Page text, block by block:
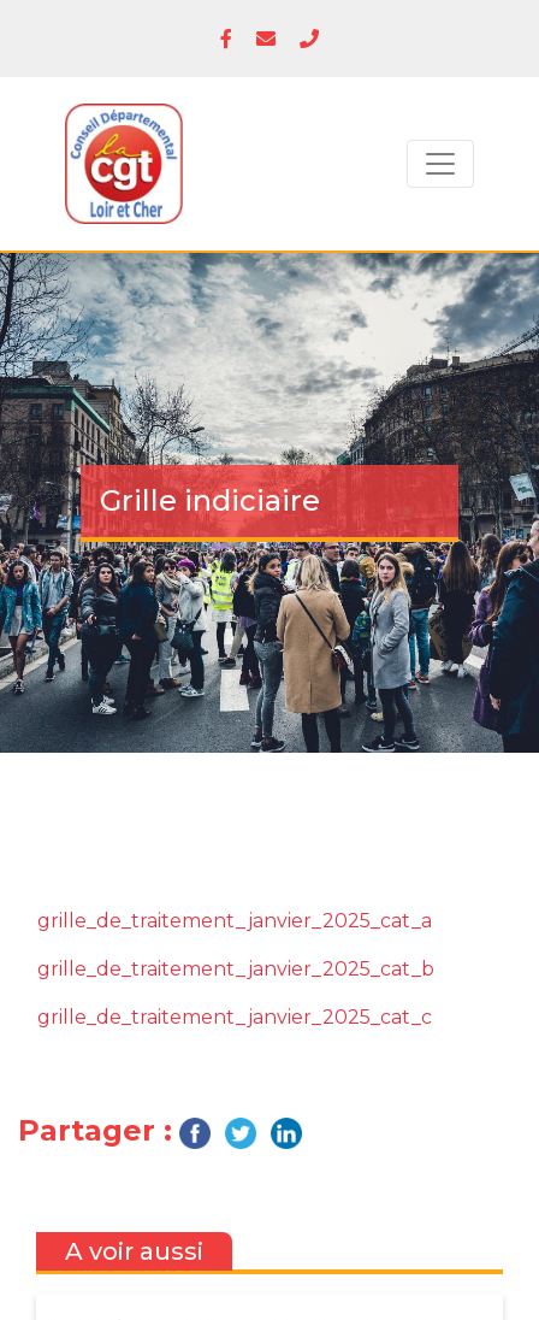
Grille indiciaire
grille_de_traitement_janvier_2025_cat_a
grille_de_traitement_janvier_2025_cat_b
grille_de_traitement_janvier_2025_cat_c
Partager :
A voir aussi